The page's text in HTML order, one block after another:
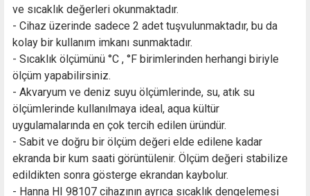
ve sıcaklık değerleri okunmaktadır.
- Cihaz üzerinde sadece 2 adet tuşvulunmaktadır, bu da
kolay bir kullanım imkanı sunmaktadır.
- Sıcaklık ölçümünü °C , °F birimlerinden herhangi biriyle
ölçüm yapabilirsiniz.
- Akvaryum ve deniz suyu ölçümlerinde, su, atık su
ölçümlerinde kullanılmaya ideal, aqua kültür
uygulamalarında en çok tercih edilen üründür.
- Sabit ve doğru bir ölçüm değeri elde edilene kadar
ekranda bir kum saati görüntülenir. Ölçüm değeri stabilize
edildikten sonra gösterge ekrandan kaybolur.
- Hanna HI 98107 cihazının ayrıca sıcaklık dengelemesi